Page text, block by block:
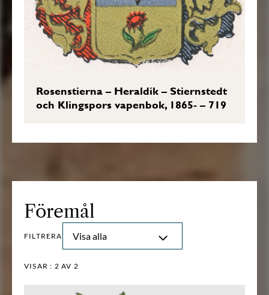
Rosenstierna – Heraldik – Stiernstedt
och Klingspors vapenbok, 1865- – 719
Föremål
FILTRERA Visa alla
VISAR : 2 AV 2